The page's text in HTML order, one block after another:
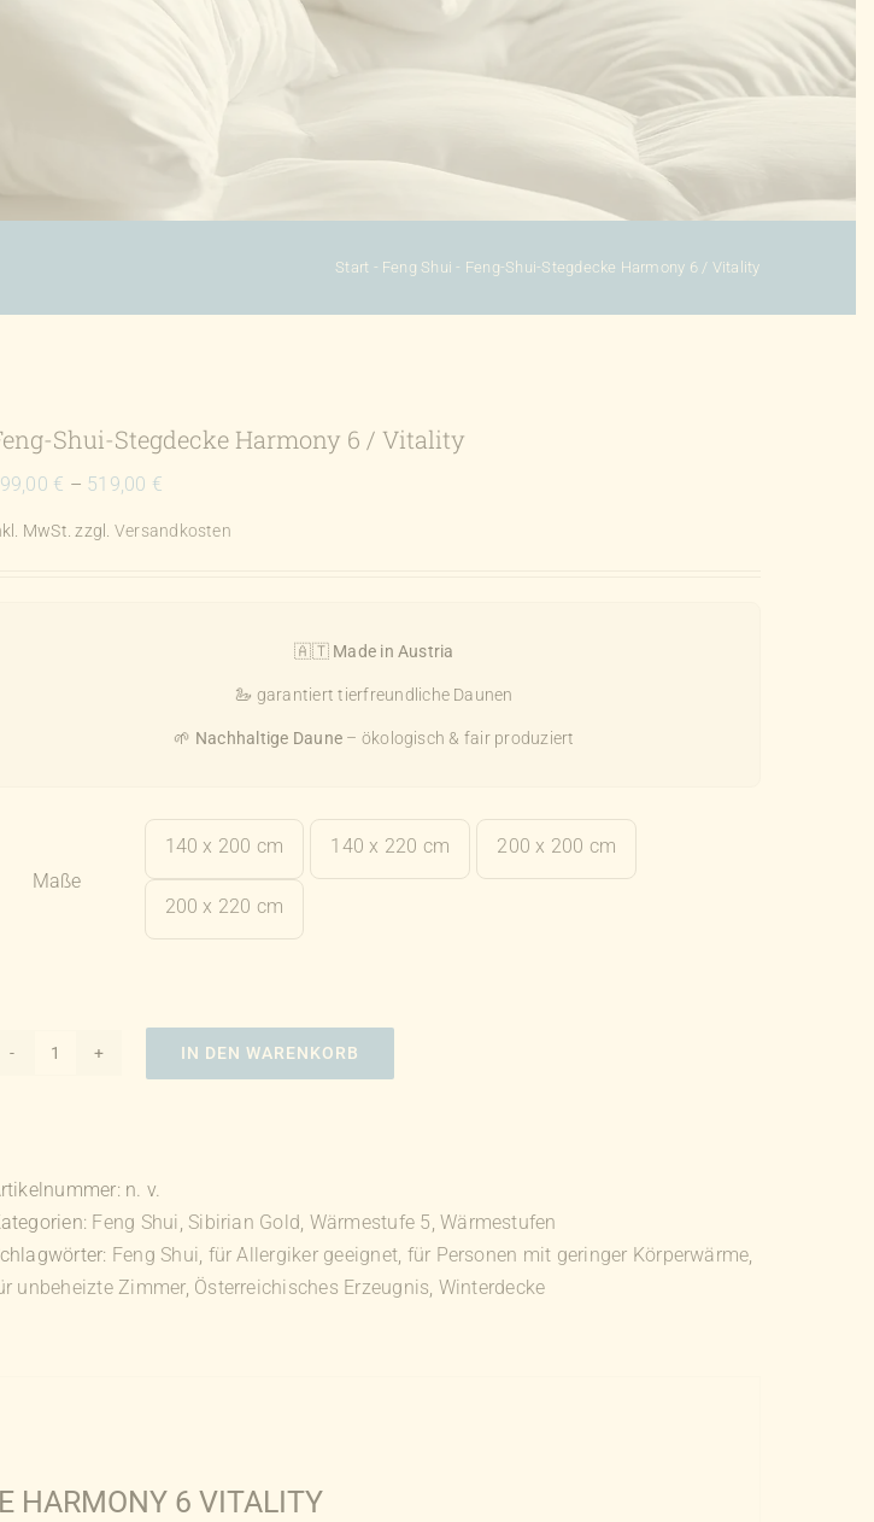
Start - Feng Shui - Feng-Shui-Stegdecke Harmony 6 / Vitality
Shui-Stegdecke Harmony 6 / Vitality
€ – 519,00 €
MwSt. zzgl. Versandkosten
🇦🇹 Made in Austria
🦢 garantiert tierfreundliche Daunen
🌱 Nachhaltige Daune – ökologisch & fair produziert
Maße
140 x 200 cm 140 x 220 cm 200 x 200 cm
200 x 220 cm
6
/
Vitality
Menge
IN DEN WARENKORB
n. v.
Feng Shui, Sibirian Gold, Wärmestufe 5,Wärmestufen
Feng Shui, für Allergiker geeignet, für Personen mit geringer Körperwärme,
unbeheizte Zimmer, Österreichisches Erzeugnis, Winterdecke
HARMONY 6 VITALITY